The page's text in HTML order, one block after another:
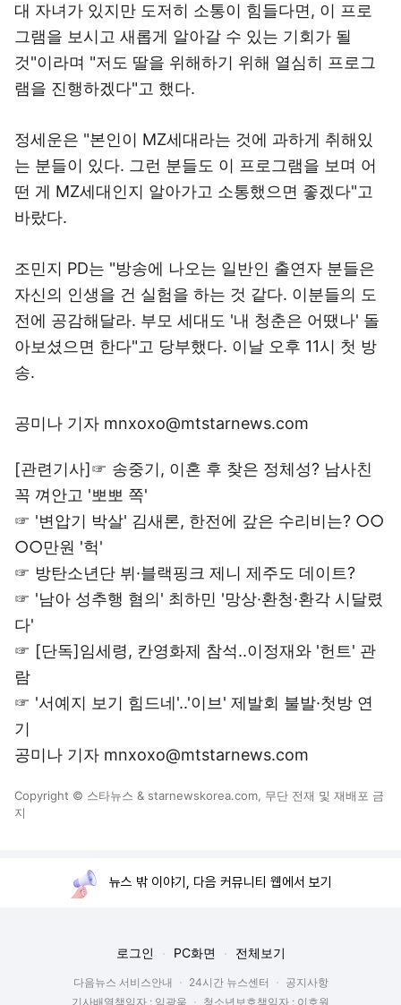
대 자녀가 있지만 도저히 소통이 힘들다면, 이 프로
그램을 보시고 새롭게 알아갈 수 있는 기회가 될
것"이라며 "저도 딸을 위해하기 위해 열심히 프로그
램을 진행하겠다"고 했다.
정세운은 "본인이 MZ세대라는 것에 과하게 취해있
는 분들이 있다. 그런 분들도 이 프로그램을 보며 어
떤 게 MZ세대인지 알아가고 소통했으면 좋겠다"고
바랐다.
조민지 PD는 "방송에 나오는 일반인 출연자 분들은
자신의 인생을 건 실험을 하는 것 같다. 이분들의 도
전에 공감해달라. 부모 세대도 '내 청춘은 어땠나' 돌
아보셨으면 한다"고 당부했다. 이날 오후 11시 첫 방
송.
공미나 기자 mnxoxo@mtstarnews.com
[관련기사]☞ 송중기, 이혼 후 찾은 정체성? 남사친
꼭 껴안고 '뽀뽀 쪽'
☞ '변압기 박살' 김새론, 한전에 갚은 수리비는? ○○
○○만원 '헉'
☞ 방탄소년단 뷔·블랙핑크 제니 제주도 데이트?
☞ '남아 성추행 혐의' 최하민 '망상·환청·환각 시달렸
다'
☞ [단독]임세령, 칸영화제 참석..이정재와 '헌트' 관
람
☞ '서예지 보기 힘드네'..'이브' 제발회 불발·첫방 연
기
공미나 기자 mnxoxo@mtstarnews.com
Copyright © 스타뉴스 & starnewskorea.com, 무단 전재 및 재배포 금
지
뉴스 밖 이야기, 다음 커뮤니티 웹에서 보기
로그인 PC화면 전체보기
다음뉴스 서비스안내 24시간 뉴스센터
공지사항
기사배열책임자 : 임광욱
청소년보호책임자 : 이호원